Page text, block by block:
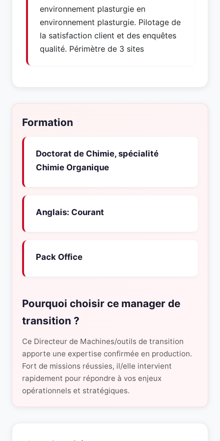
environnement plasturgie en
environnement plasturgie. Pilotage de
la satisfaction client et des enquêtes
qualité. Périmètre de 3 sites
Formation
Doctorat de Chimie, spécialité
Chimie Organique
Anglais: Courant
Pack Office
Pourquoi choisir ce manager de
transition ?
Ce Directeur de Machines/outils de transition
apporte une expertise confirmée en production.
Fort de missions réussies, il/elle intervient
rapidement pour répondre à vos enjeux
opérationnels et stratégiques.